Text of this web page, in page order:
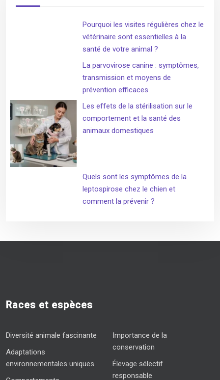
Pourquoi les visites régulières chez le
vétérinaire sont essentielles à la
santé de votre animal ?
La parvovirose canine : symptômes,
transmission et moyens de
prévention efficaces
Les effets de la stérilisation sur le
comportement et la santé des
animaux domestiques
Quels sont les symptômes de la
leptospirose chez le chien et
comment la prévenir ?
Races et espèces
Diversité animale fascinante
Adaptations
environnementales uniques
Importance de la
conservation
Élevage sélectif
responsable